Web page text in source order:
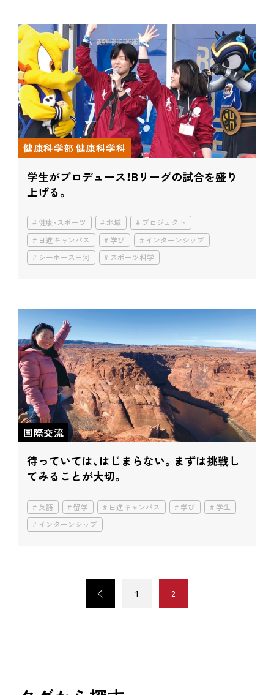
健康科学部 健康科学科
学生がプロデュース！Bリーグの試合を盛り
上げる。
健康・スポーツ 地域
プロジェクト
日進キャンパス
学び
インターンシップ
シーホース三河
スポーツ科学
国際交流
待っていては、はじまらない。 まずは挑戦し
てみることが大切。
英語 留学 日進キャンパス 学び
学生
インターンシップ
< 1 2